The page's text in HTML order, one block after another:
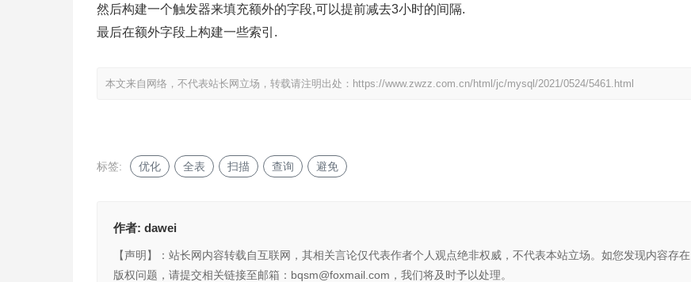
然后构建一个触发器来填充额外的字段,可以提前减去3小时的间隔.
最后在额外字段上构建一些索引.
本文来自网络，不代表站长网立场，转载请注明出处： https://www.zwzz.com.cn/html/jc/mysql/2021/0524/5461.html
标签: 优化 全表 扫描 查询 避免
作者: dawei
【声明】：站长网内容转载自互联网，其相关言论仅代表作者个人观点绝非权威，不代表本站立场。如您发现内容存在
版权问题，请提交相关链接至邮箱：bqsm@foxmail.com，我们将及时予以处理。